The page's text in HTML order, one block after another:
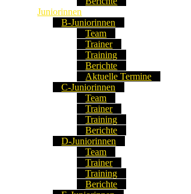
Juniorinnen
B-Juniorinnen
Team
Trainer
Training
Berichte
Aktuelle Termine
C-Juniorinnen
Team
Trainer
Training
Berichte
D-Juniorinnen
Team
Trainer
Training
Berichte